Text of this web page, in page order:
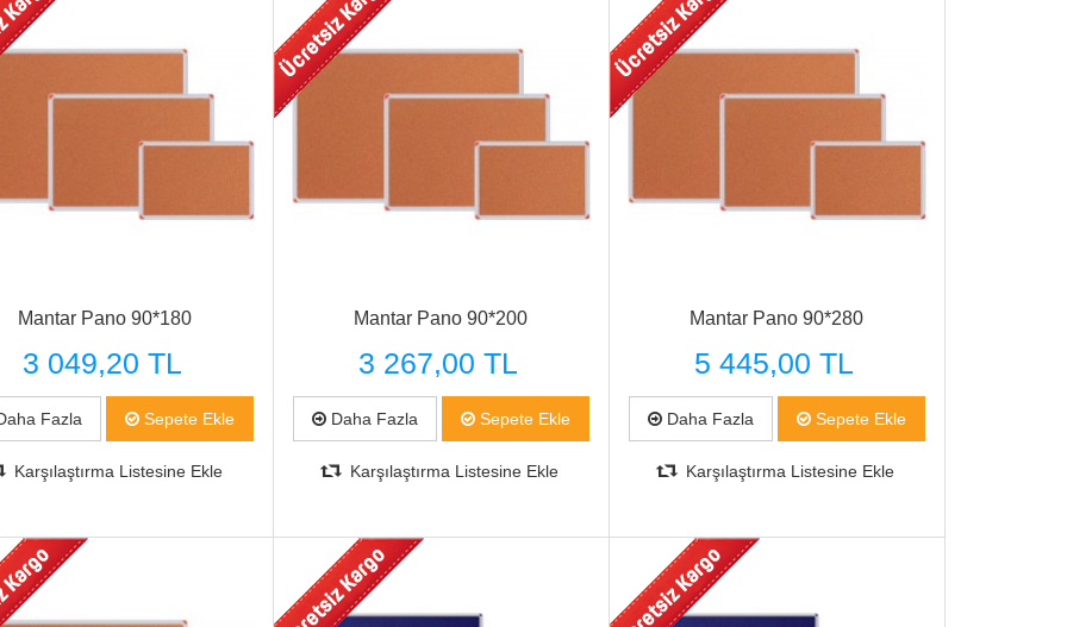
Mantar Pano 90*180
3 049,20 TL
Fazla Sepete Ekle
Karşılaştırma Listesine Ekle
Mantar Pano 90*200
3 267,00 TL
Daha Fazla Sepete Ekle
Karşılaştırma Listesine Ekle
Mantar Pano 90*280
5 445,00 TL
Daha Fazla Sepete Ekle
Karşılaştırma Listesine Ekle
Hızlı Görünüm Hızlı Görünüm Hızlı Görünüm